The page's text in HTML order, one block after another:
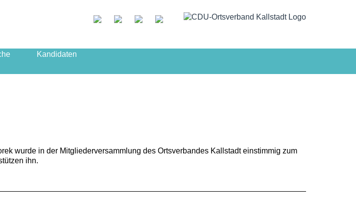
Kandidaten
wurde in der Mitgliederversammlung des Ortsverbandes Kallstadt einstimmig zum
ihn.